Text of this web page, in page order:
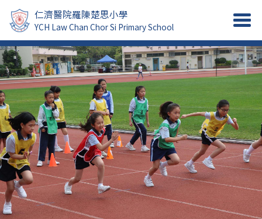
仁濟醫院羅陳楚思小學
YCH Law Chan Chor Si Primary School